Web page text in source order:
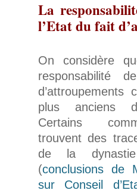
La
l’Etat du fait
On considère
responsabilité
d’attroupements
plus anciens
Certains
trouvent des
de la dynastie
(conclusions de
sur Conseil